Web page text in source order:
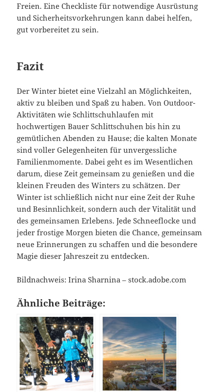
Freien. Eine Checkliste für notwendige Ausrüstung
und Sicherheitsvorkehrungen kann dabei helfen,
gut vorbereitet zu sein.
Fazit
Der Winter bietet eine Vielzahl an Möglichkeiten,
aktiv zu bleiben und Spaß zu haben. Von Outdoor-
Aktivitäten wie Schlittschuhlaufen mit
hochwertigen Bauer Schlittschuhen bis hin zu
gemütlichen Abenden zu Hause; die kalten Monate
sind voller Gelegenheiten für unvergessliche
Familienmomente. Dabei geht es im Wesentlichen
darum, diese Zeit gemeinsam zu genießen und die
kleinen Freuden des Winters zu schätzen. Der
Winter ist schließlich nicht nur eine Zeit der Ruhe
und Besinnlichkeit, sondern auch der Vitalität und
des gemeinsamen Erlebens. Jede Schneeflocke und
jeder frostige Morgen bieten die Chance, gemeinsam
neue Erinnerungen zu schaffen und die besondere
Magie dieser Jahreszeit zu entdecken.
Bildnachweis: Irina Sharnina – stock.adobe.com
Ähnliche Beiträge: